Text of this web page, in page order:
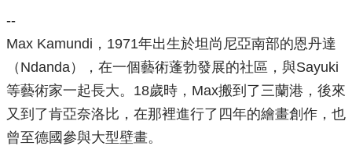
--
Max Kamundi，1971年出生於坦尚尼亞南部的恩丹達
（Ndanda），在一個藝術蓬勃發展的社區，與Sayuki
等藝術家一起長大。18歲時，Max搬到了三蘭港，後來
又到了肯亞奈洛比，在那裡進行了四年的繪畫創作，也
曾至德國參與大型壁畫。